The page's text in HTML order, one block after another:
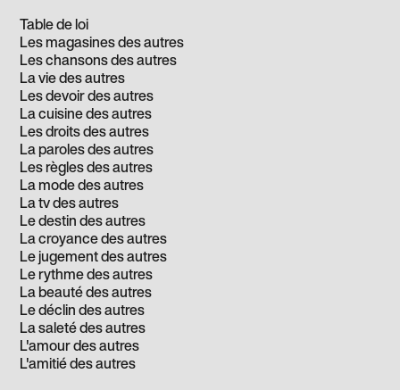
Table de loi
Les magasines des autres
Les chansons des autres
La vie des autres
Les devoir des autres
La cuisine des autres
Les droits des autres
La paroles des autres
Les règles des autres
La mode des autres
La tv des autres
Le destin des autres
La croyance des autres
Le jugement des autres
Le rythme des autres
La beauté des autres
Le déclin des autres
La saleté des autres
L'amour des autres
L'amitié des autres